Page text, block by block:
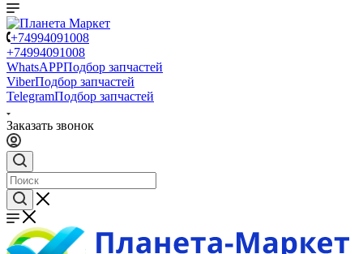
+74994091008
+74994091008
WhatsAPPПодбор запчастей
ViberПодбор запчастей
TelegramПодбор запчастей
Заказать звонок